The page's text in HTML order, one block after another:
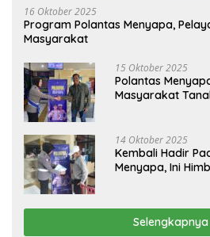
16 Oktober 2025
Program Polantas Menyapa,
Masyarakat
15 Oktober 2025
Polantas
Masyarakat
14 Oktober 2025
Kembali Hadir
Menyapa, Ini
Selengkapnya